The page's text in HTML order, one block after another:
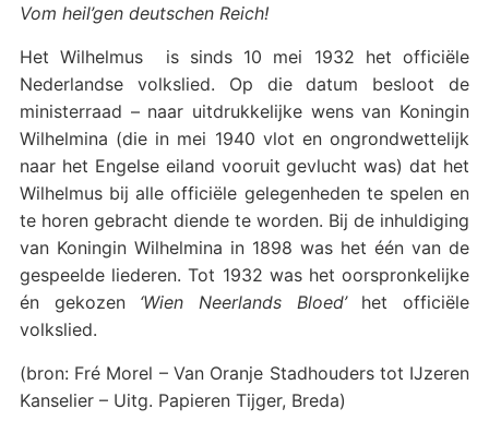
Vom heil’gen deutschen Reich!
Het Wilhelmus is sinds 10 mei 1932 het officiële
Nederlandse volkslied. Op die datum besloot de
ministerraad – naar uitdrukkelijke wens van Koningin
Wilhelmina (die in mei 1940 vlot en ongrondwettelijk
naar het Engelse eiland vooruit gevlucht was) dat het
Wilhelmus bij alle officiële gelegenheden te spelen en
te horen gebracht diende te worden. Bij de inhuldiging
van Koningin Wilhelmina in 1898 was het één van de
gespeelde liederen. Tot 1932 was het oorspronkelijke
én gekozen ‘Wien Neerlands Bloed’het officiële
volkslied.
(bron: Fré Morel – Van Oranje Stadhouders tot IJzeren
Kanselier – Uitg. Papieren Tijger, Breda)